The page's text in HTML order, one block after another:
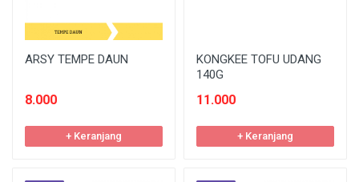
ARSY TEMPE DAUN
8.000
+ Keranjang
KONGKEE TOFU UDANG
140G
11.000
+ Keranjang